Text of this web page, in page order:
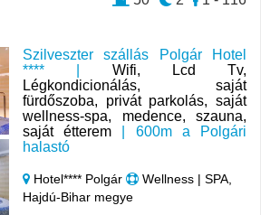
Szilveszter szállás Polgár Hotel
**** | Wifi, Lcd Tv,
Légkondicionálás, saját
fürdőszoba, privát parkolás, saját
wellness-spa, medence, szauna,
saját étterem | 600m a Polgári
halastó
Hotel**** Polgár
Wellness | SPA,
Hajdú-Bihar megye